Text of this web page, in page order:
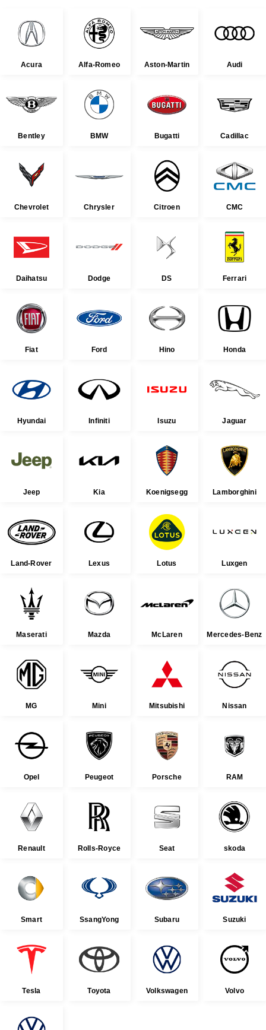
Acura Alfa-Romeo Aston-Martin Audi
Bentley BMW Bugatti Cadillac
Chevrolet Chrysler Citroen CMC
Daihatsu Dodge DS Ferrari
Fiat Ford Hino Honda
Hyundai Infiniti Isuzu Jaguar
Jeep Kia Koenigsegg Lamborghini
Land-Rover Lexus Lotus Luxgen
Maserati Mazda McLaren Mercedes-Benz
MG Mini Mitsubishi Nissan
Opel Peugeot Porsche RAM
Renault Rolls-Royce Seat skoda
Smart SsangYong Subaru Suzuki
Tesla Toyota Volkswagen Volvo